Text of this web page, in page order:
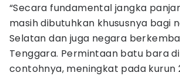
“Secara fundamental jangka
masih dibutuhkan khususnya bagi
Selatan dan juga negara
Tenggara. Permintaan batu bara
contohnya, meningkat pada kurun